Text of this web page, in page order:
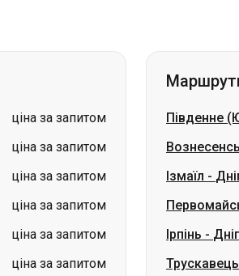
ціна за запитом
ціна за запитом
ціна за запитом
ціна за запитом
ціна за запитом
ціна за запитом
Ізмаїл-
Ірпінь-
Трускавець
Стрий-
Біла